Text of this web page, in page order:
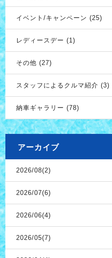
イベント/キャンペーン (25)
レディースデー (1)
その他 (27)
スタッフによるクルマ紹介 (3)
納車ギャラリー (78)
アーカイブ
2026/08(2)
2026/07(6)
2026/06(4)
2026/05(7)